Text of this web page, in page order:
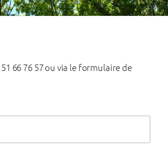
66 76 57 ou via le formulaire de